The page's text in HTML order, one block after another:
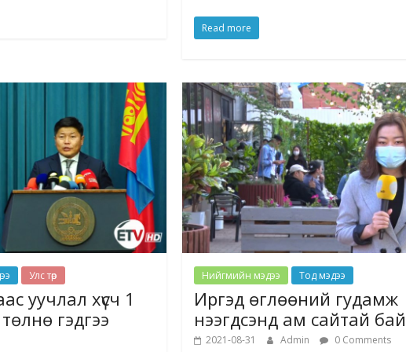
Read more
Улс төр
уучлал хүсч 1
гэдгээ
Нийгмийн мэдээ Тод мэдээ
Иргэд өглөөний гудамж
нээгдсэнд ам сайтай
2021-08-31 Admin 0 Comments